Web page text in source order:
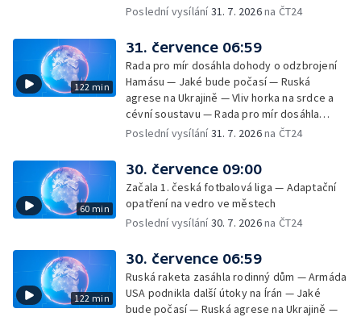
Poslední vysílání31. 7. 2026na ČT24
122 min
31. července 06:59
Rada pro mír dosáhla dohody o odzbrojení
Hamásu — Jaké bude počasí — Ruská
agrese na Ukrajině — Vliv horka na srdce a
cévní soustavu — Rada pro mír dosáhla
dohody o odzbrojení Hamásu — Dokument
začíná výplata superdávky — Tropické
teploty zatěžují i volně žijící zvířata
Poslední vysílání31. 7. 2026na ČT24
60 min
30. července 09:00
Začala 1. česká fotbalová liga — Adaptační
opatření na vedro ve městech
Poslední vysílání30. 7. 2026na ČT24
122 min
30. července 06:59
Ruská raketa zasáhla rodinný dům — Armáda
USA podnikla další útoky na Írán — Jaké
bude počasí — Ruská agrese na Ukrajině —